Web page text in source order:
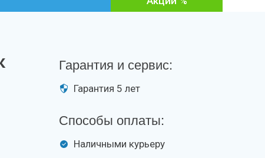
Гарантия и сервис:
Гарантия 5 лет
Способы оплаты:
Наличными курьеру